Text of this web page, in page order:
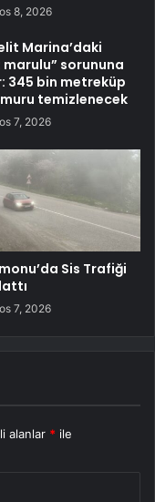
8, 2026
Marina’daki
marulu” sorununa
345 bin metreküp
temizlenecek
7, 2026
Sis Trafiği
7, 2026
alanlar * ile